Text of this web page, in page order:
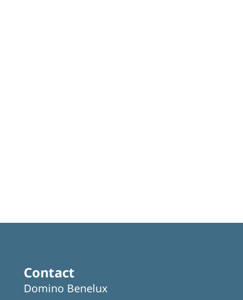
Contact
Domino Benelux